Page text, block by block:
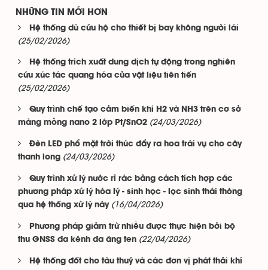
NHỮNG TIN MỚI HƠN
Hệ thống dù cứu hộ cho thiết bị bay không người lái
(25/02/2026)
Hệ thống trích xuất dung dịch tự động trong nghiên
cứu xúc tác quang hóa của vật liệu tiên tiến
(25/02/2026)
Quy trình chế tạo cảm biến khí H2 và NH3 trên cơ sở
màng mỏng nano 2 lớp Pt/SnO2 (24/03/2026)
Đèn LED phổ mặt trời thúc đẩy ra hoa trái vụ cho cây
thanh long (24/03/2026)
Quy trình xử lý nước rỉ rác bằng cách tích hợp các
phương pháp xử lý hóa lý - sinh học - lọc sinh thái thông
qua hệ thống xử lý này (16/04/2026)
Phương pháp giảm trừ nhiễu được thực hiện bởi bộ
thu GNSS đa kênh đa ăng ten (22/04/2026)
Hệ thống đốt cho tàu thuỷ và các đơn vị phát thải khí